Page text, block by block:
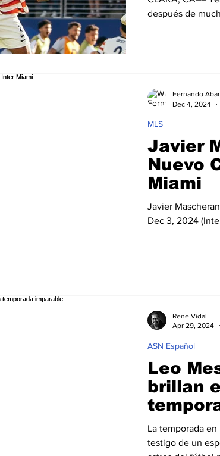
después de
corner, en el
Javier
Nuevo
Miami
Javier
Dec 3, 2024
MLS
Fernando
Dec 4, 2024
Leo
brillan
La temporada en
testigo de un
ASN Español
Rene Vidal
Apr 29, 2024